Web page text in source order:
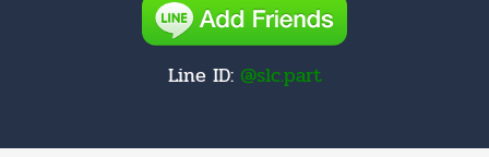
Line ID: @slc.part